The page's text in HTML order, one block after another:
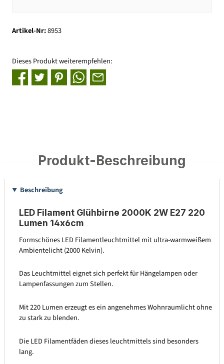
Artikel-Nr:8953
Dieses Produkt weiterempfehlen:
Produkt-Beschreibung
Beschreibung
LED Filament Glühbirne 2000K 2W E27 220
Lumen 14x6cm
Formschönes LED Filamentleuchtmittel mit ultra-warmweißem
Ambientelicht (2000 Kelvin).
Das Leuchtmittel eignet sich perfekt für Hängelampen oder
Lampenfassungen zum Stellen.
Mit 220 Lumen erzeugt es ein angenehmes Wohnraumlicht ohne
zu stark zu blenden.
Die LED Filamentfäden dieses leuchtmittels sind besonders
lang.